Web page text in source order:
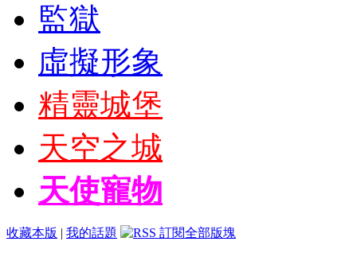
監獄
虛擬形象
精靈城堡
天空之城
天使寵物
收藏本版 | 我的話題